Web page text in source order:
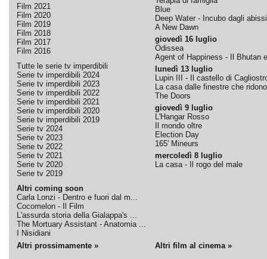
Film 2021
Film 2020
Film 2019
Film 2018
Film 2017
Film 2016
Tutte le serie tv imperdibili
Serie tv imperdibili 2024
Serie tv imperdibili 2023
Serie tv imperdibili 2022
Serie tv imperdibili 2021
Serie tv imperdibili 2020
Serie tv imperdibili 2019
Serie tv 2024
Serie tv 2023
Serie tv 2022
Serie tv 2021
Serie tv 2020
Serie tv 2019
Altri coming soon
Carla Lonzi - Dentro e fuori dal m...
Cocomelon - Il Film
L'assurda storia della Gialappa's ...
The Mortuary Assistant - Anatomia ...
I Nisidiani
Blue
Deep Water - Incubo dagli abissi
A New Dawn
giovedì 16 luglio
Odissea
Agent of Happiness - Il Bhutan
lunedì 13 luglio
Lupin III - Il castello di
La casa dalle finestre che ridono
The Doors
giovedì 9 luglio
L'Hangar Rosso
Il mondo oltre
Election Day
165' Mineurs
mercoledì 8 luglio
La casa - Il rogo del male
Altri prossimamente » Altri film al cinema »